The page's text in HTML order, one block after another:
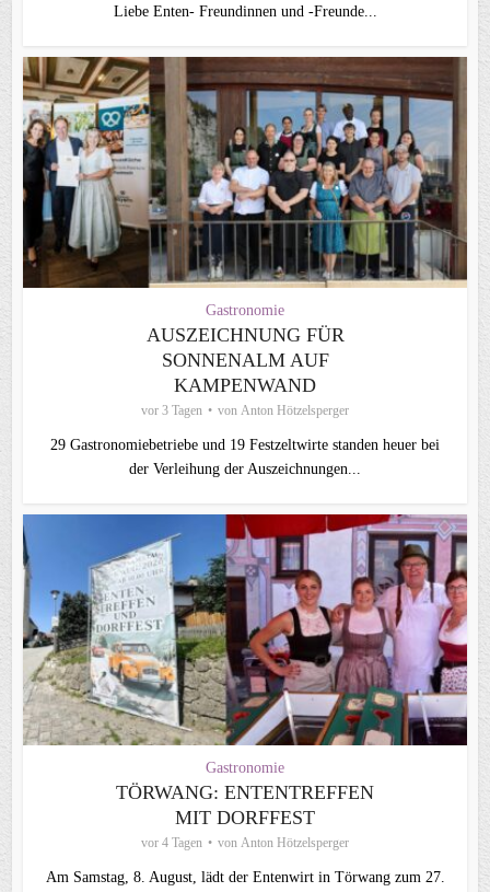
Liebe Enten- Freundinnen und -Freunde...
Gastronomie
AUSZEICHNUNG FÜR
SONNENALM AUF
KAMPENWAND
vor 3 Tagen von Anton Hötzelsperger
29 Gastronomiebetriebe und 19 Festzeltwirte standen heuer bei
der Verleihung der Auszeichnungen...
Gastronomie
TÖRWANG: ENTENTREFFEN
MIT DORFFEST
vor 4 Tagen von Anton Hötzelsperger
Am Samstag, 8. August, lädt der Entenwirt in Törwang zum 27.